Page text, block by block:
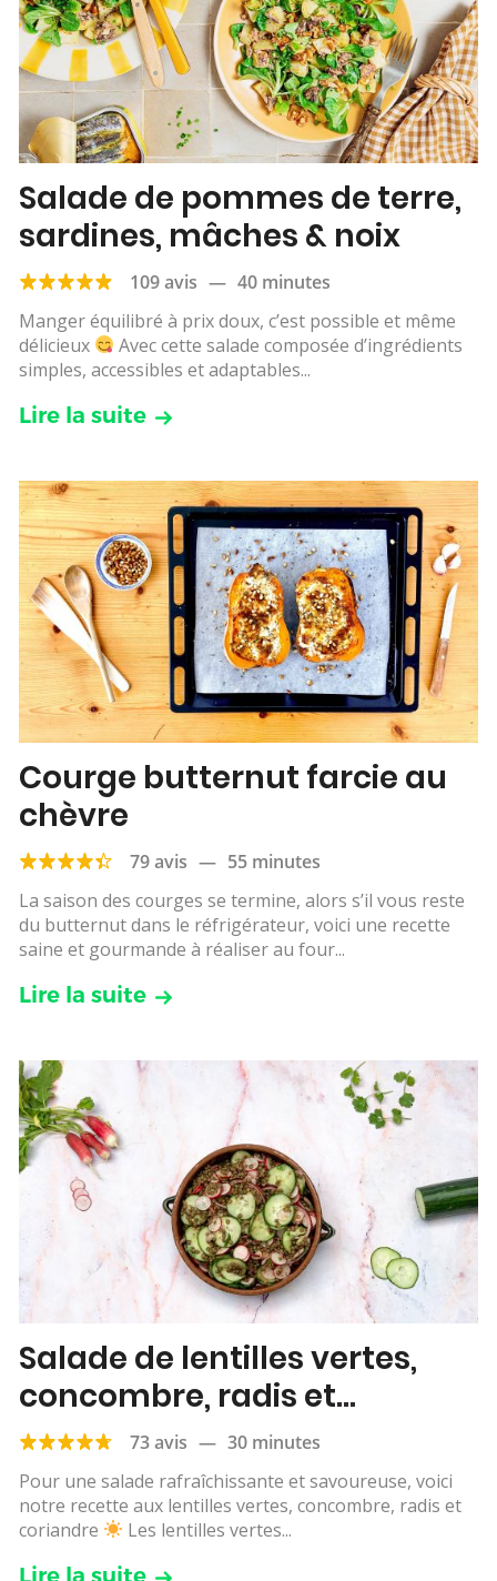
Salade de pommes de terre,
sardines, mâches & noix
109 avis — 40 minutes
Manger équilibré à prix doux, c’est possible et même
délicieux
Avec cette salade composée d’ingrédients
simples, accessibles et adaptables...
Lire la suite
Courge butternut farcie au
chèvre
79 avis — 55 minutes
La saison des courges se termine, alors s’il vous reste
du butternut dans le réfrigérateur, voici une recette
saine et gourmande à réaliser au four...
Lire la suite
Salade de lentilles vertes,
concombre, radis et
coriandre
73 avis — 30 minutes
Pour une salade rafraîchissante et savoureuse, voici
notre recette aux lentilles vertes, concombre, radis et
coriandre
Les lentilles vertes...
Lire la suite